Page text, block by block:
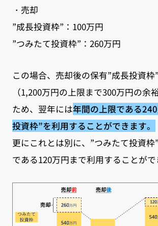
・売却
”成長投資枠”：100万円
”つみたて投資枠”：260万円
この場合、売却後の保有”成長投資枠
（1,200万円の上限まで300万円の余
ため、翌年には年間の上限である
投資枠”を利用することができます。
更にこれとは別に、”つみたて投資枠
である120万円まで利用することがで